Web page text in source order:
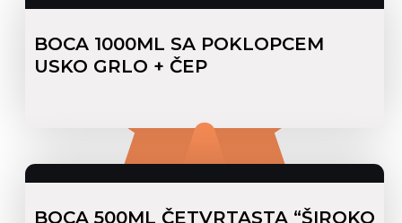
BOCA 1000ML SA POKLOPCEM
USKO GRLO + ČEP
BOCA 500ML ČETVRTASTA “ŠIROKO